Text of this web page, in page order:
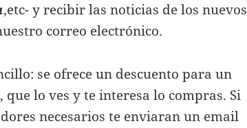
,etc- y recibir las noticias de los nuevos
correo electrónico.
se ofrece un descuento para un
lo ves y te interesa lo compras. Si
necesarios te enviaran un email